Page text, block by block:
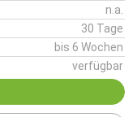
n.a.
30 Tage
bis 6 Wochen
verfügbar